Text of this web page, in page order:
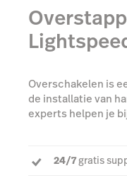
Overschakelen is
de installatie van
experts helpen je
24/7gratis